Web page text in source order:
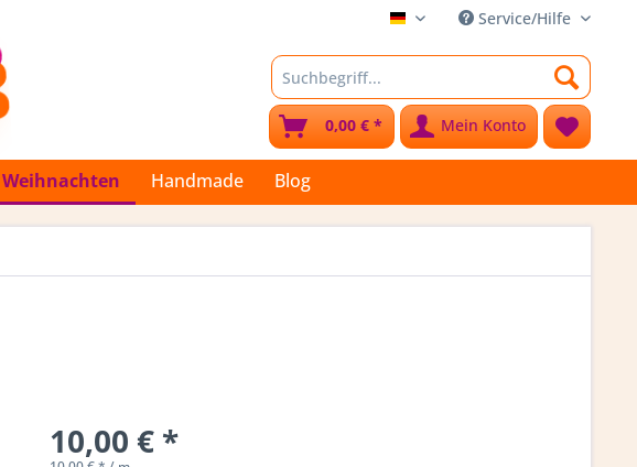
Stoffkleks Service/Hilfe
Mein Konto
0,00 € *
Weihnachten Handmade Blog
10,00 € *